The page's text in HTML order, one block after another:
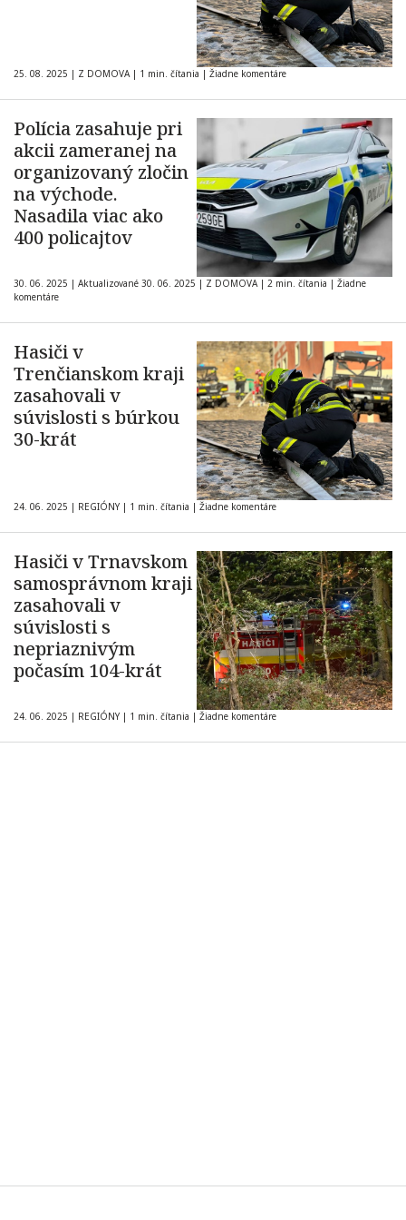
25. 08. 2025 | Z DOMOVA | 1 min. čítania | Žiadne komentáre
Polícia zasahuje pri
akcii zameranej na
organizovaný zločin
na východe.
Nasadila viac ako
400 policajtov
30. 06. 2025 | Aktualizované 30. 06. 2025 | Z DOMOVA | 2 min. čítania | Žiadne
komentáre
Hasiči v
Trenčianskom kraji
zasahovali v
súvislosti s búrkou
30-krát
24. 06. 2025 | REGIÓNY | 1 min. čítania | Žiadne komentáre
Hasiči v Trnavskom
samosprávnom kraji
zasahovali v
súvislosti s
nepriaznivým
počasím 104-krát
24. 06. 2025 | REGIÓNY | 1 min. čítania | Žiadne komentáre